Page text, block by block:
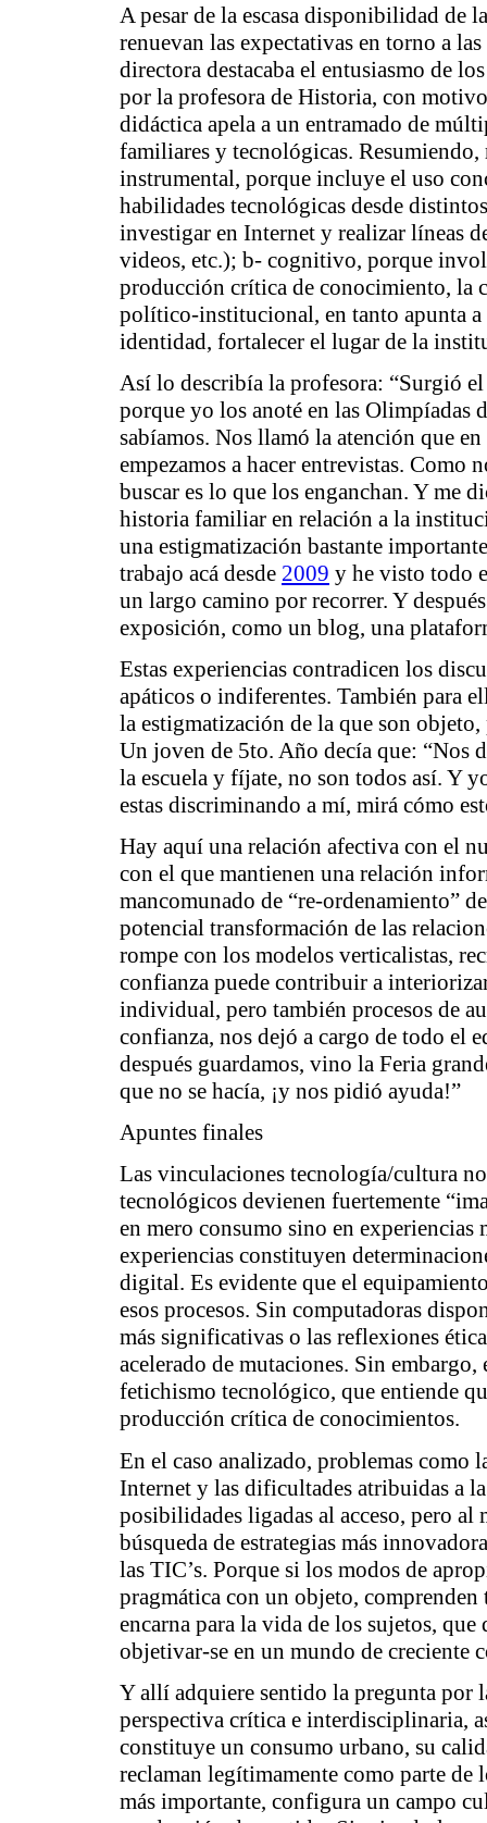
A pesar de la escasa disponibilidad de
renuevan las expectativas en torno a
directora destacaba el entusiasmo de
por la profesora de Historia, con
didáctica apela a un entramado de
familiares y tecnológicas.
instrumental, porque incluye el uso
habilidades tecnológicas desde
investigar en Internet y realizar líneas
videos, etc.); b- cognitivo, porque
producción crítica de conocimiento, la
político-institucional, en tanto apunta
identidad, fortalecer el lugar de la
Así lo describía la profesora: “Surgió
porque yo los anoté en las Olimpíadas
sabíamos. Nos llamó la atención que
empezamos a hacer entrevistas. Como
buscar es lo que los enganchan. Y me
historia familiar en relación a la
una estigmatización bastante
trabajo acá desde 2009 y he visto todo
un largo camino por recorrer. Y
exposición, como un blog, una
Estas experiencias contradicen los
apáticos o indiferentes. También para
la estigmatización de la que son
Un joven de 5to. Año decía que: “Nos
la escuela y fíjate, no son todos así. Y
estas discriminando a mí, mirá cómo
Hay aquí una relación afectiva con el
con el que mantienen una relación
mancomunado de “re-ordenamiento”
potencial transformación de las
rompe con los modelos verticalistas,
confianza puede contribuir a
individual, pero también procesos de
confianza, nos dejó a cargo de todo el
después guardamos, vino la Feria
que no se hacía, ¡y nos pidió ayuda!”
Apuntes finales
Las vinculaciones tecnología/cultura
tecnológicos devienen fuertemente
en mero consumo sino en
experiencias constituyen
digital. Es evidente que el
esos procesos. Sin computadoras
más significativas o las reflexiones
acelerado de mutaciones. Sin
fetichismo tecnológico, que entiende
producción crítica de conocimientos.
En el caso analizado, problemas como
Internet y las dificultades atribuidas a
posibilidades ligadas al acceso, pero al
búsqueda de estrategias más
las TIC’s. Porque si los modos de
pragmática con un objeto, comprenden
encarna para la vida de los sujetos,
objetivar-se en un mundo de creciente
Y allí adquiere sentido la pregunta por
perspectiva crítica e interdisciplinaria,
constituye un consumo urbano, su
reclaman legítimamente como parte de
más importante, configura un campo